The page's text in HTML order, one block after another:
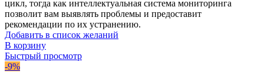
цикл, тогда как интеллектуальная система мониторинга
позволит вам выявлять проблемы и предоставит
рекомендации по их устранению.
Добавить в список желаний
В корзину
Быстрый просмотр
-9%